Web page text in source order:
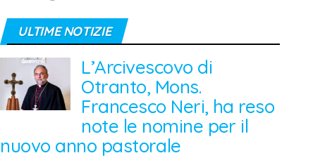
ULTIME NOTIZIE
L’Arcivescovo di
Otranto, Mons.
Francesco Neri, ha reso
note le nomine per il
nuovo anno pastorale